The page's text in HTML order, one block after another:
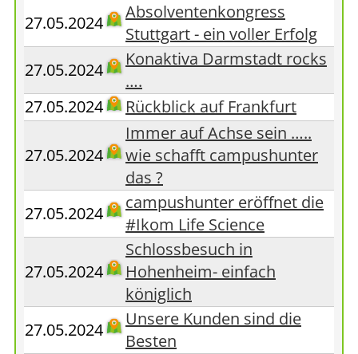
27.05.2024
Absolventenkongress
Stuttgart - ein voller Erfolg
27.05.2024
Konaktiva Darmstadt rocks
….
27.05.2024
Rückblick auf Frankfurt
27.05.2024
Immer auf Achse sein …..
wie schafft campushunter
das ?
27.05.2024
campushunter eröffnet die
#Ikom Life Science
27.05.2024
Schlossbesuch in
Hohenheim- einfach
königlich
27.05.2024
Unsere Kunden sind die
Besten